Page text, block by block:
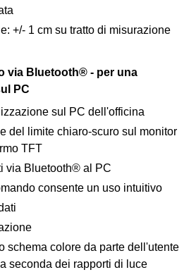
+/- 1 cm su tratto di misurazione
via Bluetooth® - per una
PC
sul PC dell'officina
del limite chiaro-scuro sul monitor
TFT
via Bluetooth® al PC
consente un uso intuitivo
schema colore da parte dell'utente
seconda dei rapporti di luce